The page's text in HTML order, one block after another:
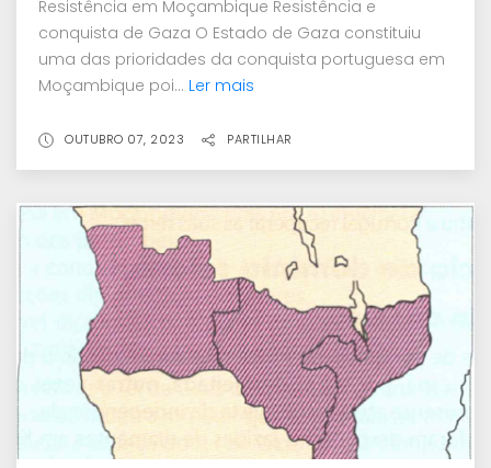
Resistência em Moçambique Resistência e
conquista de Gaza O Estado de Gaza constituiu
uma das prioridades da conquista portuguesa em
Moçambique poi... Ler mais
OUTUBRO 07, 2023 PARTILHAR